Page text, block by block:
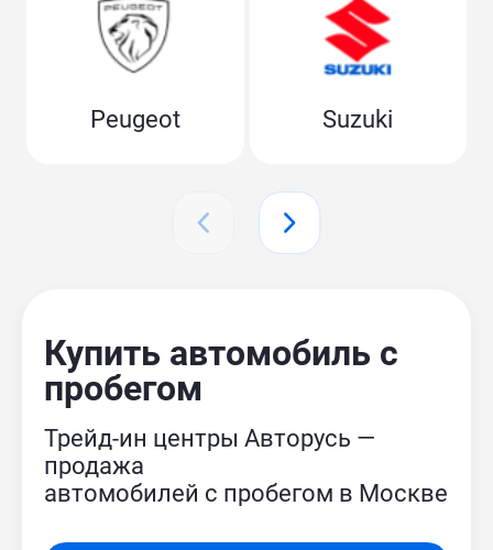
Peugeot Suzuki
Купить автомобиль с
пробегом
Трейд-ин центры Авторусь —
продажа
автомобилей с пробегом в Москве